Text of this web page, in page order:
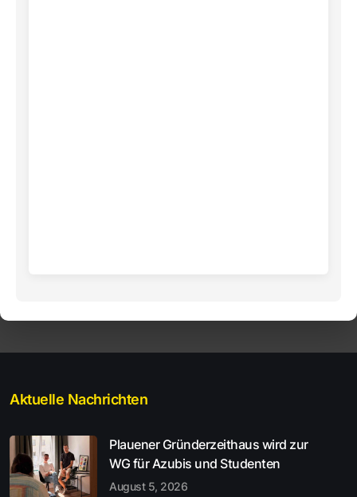
Aktuelle Nachrichten
Plauener Gründerzeithaus wird zur
WG für Azubis und Studenten
August 5, 2026